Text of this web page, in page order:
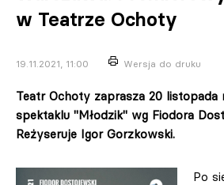
w Teatrze Ochoty
19.11.2021, 11:00 Wersja do druku
Teatr Ochoty zaprasza 20 listopada
spektaklu "Młodzik" wg Fiodora
Reżyseruje Igor Gorzkowski.
Po